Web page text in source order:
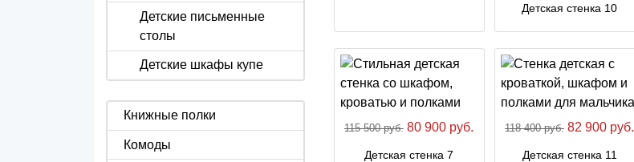
Детские письменные
столы
Детские шкафы купе
Книжные полки
Комоды
Детская стенка 10
115 500 руб. 80 900 руб.
Детская стенка 7
118 400 руб. 82 900 руб.
Детская стенка 11